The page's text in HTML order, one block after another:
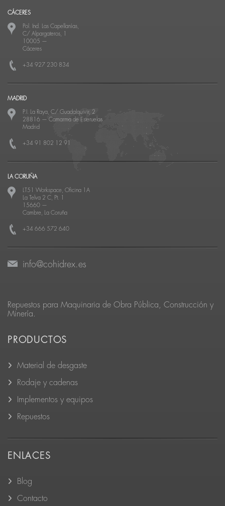
CÁCERES
Pol. Ind. Las Capellanías,
C/ Alpargateros, 1
10005 —
Cáceres
+34 927 230 834
MADRID
P.I. La Raya, C/ Guadalquivir, 2
28816 — Camarma de Esteruelas
Madrid
+34 91 802 12 91
LA CORUÑA
LT51 Workspace, Oficina 1A
La Telva 2 C, Pt. 1
15660 —
Cambre, La Coruña
+34 666 572 640
info@cohidrex.es
Repuestos para Maquinaria de Obra Pública, Construcción y
Minería.
PRODUCTOS
Material de desgaste
Rodaje y cadenas
Implementos y equipos
Repuestos
ENLACES
Blog
Contacto